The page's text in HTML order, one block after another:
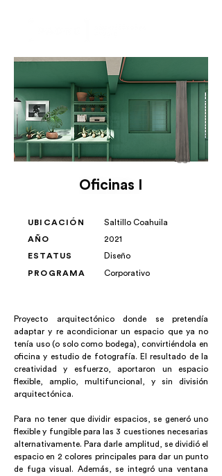
Oficinas I
Saltillo Coahuila
UBICACIÓN
AÑO
2021
ESTATUS
PROGRAMA
Diseño
Corporativo
Proyecto arquitectónico donde se pretendía
adaptar y re acondicionar un espacio que ya no
tenía uso (o solo como bodega), convirtiéndola en
oficina y estudio de fotografía. El resultado de la
creatividad y esfuerzo, aportaron un espacio
flexible, amplio, multifuncional, y sin división
arquitectónica.
Para no tener que dividir espacios, se generó uno
flexible y fungible para las 3 cuestiones necesarias
alternativamente. Para darle amplitud, se dividió el
espacio en 2 colores principales para dar un punto
de fuga visual. Además, se integró una ventana